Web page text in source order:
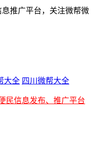
推广平台，关注微帮微
大全 四川微帮大全
民信息发布、推广平台